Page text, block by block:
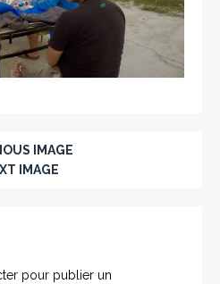
IMAGE
IMAGE
pour publier un